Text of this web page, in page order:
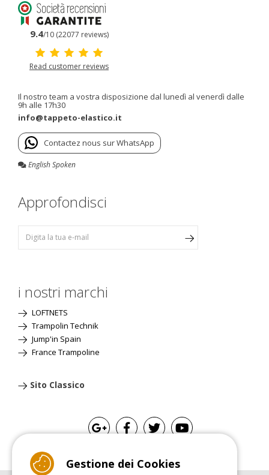
9.4/10 (22077 reviews)
Read customer reviews
Il nostro team a vostra disposizione dal lunedì al venerdì dalle
9h alle 17h30
info@tappeto-elastico.it
Contactez nous sur WhatsApp
English Spoken
Approfondisci
i nostri marchi
LOFTNETS
Trampolin Technik
Jump'in Spain
France Trampoline
Sito Classico
Gestione dei Cookies